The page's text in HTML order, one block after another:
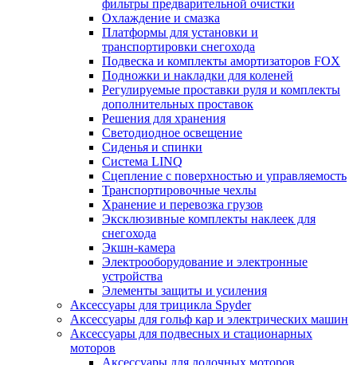
фильтры предварительной очистки
Охлаждение и смазка
Платформы для установки и
транспортировки снегохода
Подвеска и комплекты амортизаторов FOX
Подножки и накладки для коленей
Регулируемые проставки руля и комплекты
дополнительных проставок
Решения для хранения
Светодиодное освещение
Сиденья и спинки
Система LINQ
Сцепление с поверхностью и управляемость
Транспортировочные чехлы
Хранение и перевозка грузов
Эксклюзивные комплекты наклеек для
снегохода
Экшн-камера
Электрооборудование и электронные
устройства
Элементы защиты и усиления
Аксессуары для трицикла Spyder
Аксессуары для гольф кар и электрических машин
Аксессуары для подвесных и стационарных
моторов
Аксессуары для лодочных моторов